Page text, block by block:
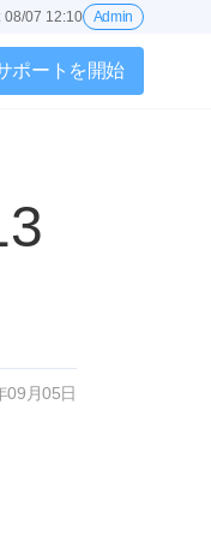
08/07 12:10 Admin
ポートを開始
09月05日